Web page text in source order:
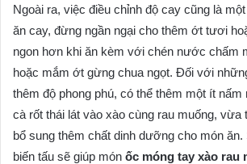
Ngoài ra, việc điều chỉnh độ cay cũng là
ăn cay, đừng ngần ngại cho thêm ớt tươi
ngon hơn khi ăn kèm với chén nước chấm
hoặc mắm ớt gừng chua ngọt. Đối với
thêm độ phong phú, có thể thêm một ít nấm
cà rốt thái lát vào xào cùng rau muống,
bổ sung thêm chất dinh dưỡng cho món
biến tấu sẽ giúp món ốc móng tay xào rau